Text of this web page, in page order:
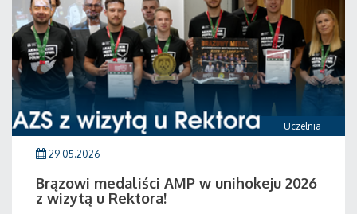
Uczelnia
29.05.2026
Brązowi medaliści AMP w unihokeju 2026
z wizytą u Rektora!